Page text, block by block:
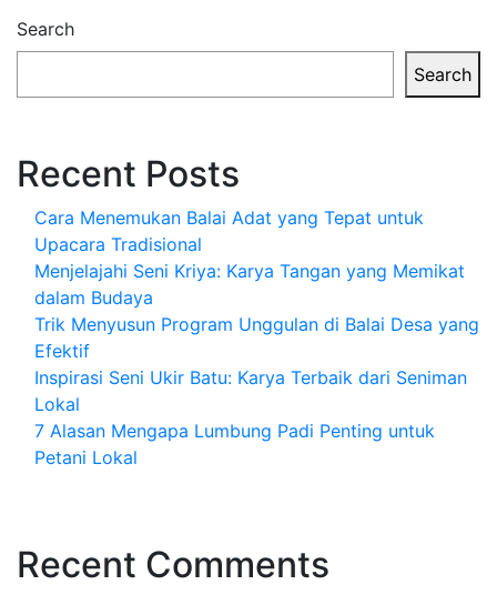
Search
Search
Recent Posts
Cara Menemukan Balai Adat yang Tepat untuk
Upacara Tradisional
Menjelajahi Seni Kriya: Karya Tangan yang Memikat
dalam Budaya
Trik Menyusun Program Unggulan di Balai Desa yang
Efektif
Inspirasi Seni Ukir Batu: Karya Terbaik dari Seniman
Lokal
7 Alasan Mengapa Lumbung Padi Penting untuk
Petani Lokal
Recent Comments